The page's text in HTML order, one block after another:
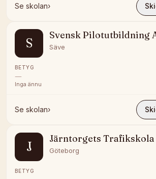
Se skolan›
S
Svensk Pilotutbildning
Säve
BETYG
—
Inga ännu
Se skolan›
J
Järntorgets Trafikskola
Göteborg
BETYG